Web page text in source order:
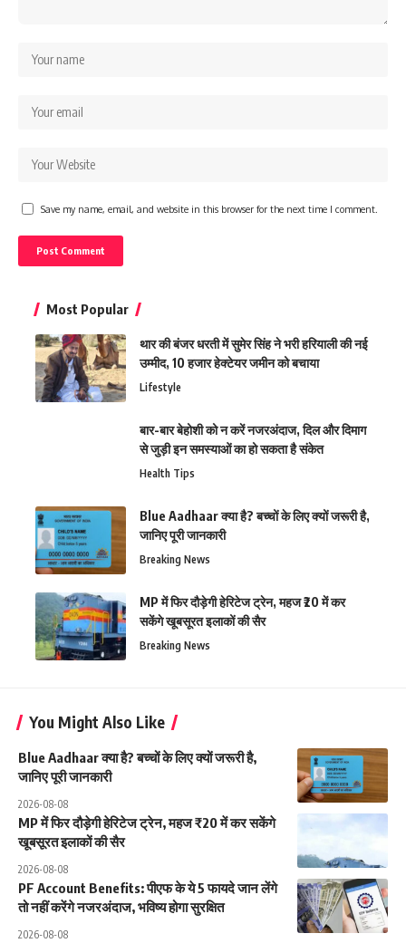
Save my name, email, and website in this browser for the next time I comment.
Most Popular
थार की बंजर धरती में सुमेर सिंह ने भरी हरियाली की नई
उम्मीद, 10 हजार हेक्टेयर जमीन को बचाया
Lifestyle
बार-बार बेहोशी को न करें नजरअंदाज, दिल और दिमाग
से जुड़ी इन समस्याओं का हो सकता है संकेत
Health Tips
Blue Aadhaar क्या है? बच्चों के लिए क्यों जरूरी है,
जानिए पूरी जानकारी
Breaking News
MP में फिर दौड़ेगी हेरिटेज ट्रेन, महज ₹20 में कर
सकेंगे खूबसूरत इलाकों की सैर
Breaking News
You Might Also Like
Blue Aadhaar क्या है? बच्चों के लिए क्यों जरूरी है,
जानिए पूरी जानकारी
2026-08-08
MP में फिर दौड़ेगी हेरिटेज ट्रेन, महज ₹20 में कर सकेंगे
खूबसूरत इलाकों की सैर
2026-08-08
PF Account Benefits: पीएफ के ये 5 फायदे जान लेंगे
तो नहीं करेंगे नजरअंदाज, भविष्य होगा सुरक्षित
2026-08-08